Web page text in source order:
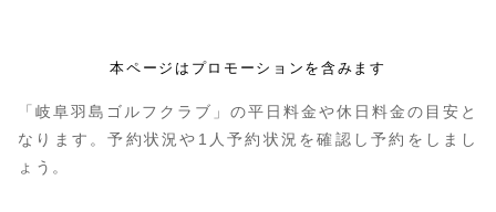
本ページはプロモーションを含みます
「岐阜羽島ゴルフクラブ」の平日料金や休日料金の目安と
なります。予約状況や1人予約状況を確認し予約をしまし
ょう。